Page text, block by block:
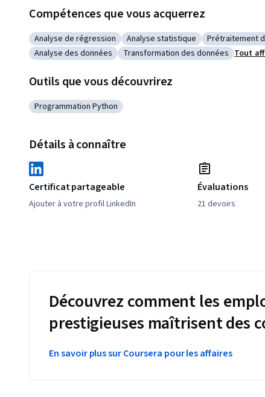
Compétences que vous acquerrez
Catégorie : Analyse de régression
Analyse de régression Catégorie : Analyse statistique
Analyse statistique Catégorie :
Prétraitement
Catégorie : Analyse des données
Analyse des données Catégorie : Transformation des
Transformation des données Tout
Outils que vous découvrirez
Catégorie : Programmation Python
Programmation Python
Détails à connaître
Certificat partageable
Ajouter à votre profil LinkedIn
Évaluations
21 devoirs
Découvrez comment les
prestigieuses maîtrisent des
En savoir plus sur Coursera pour les affaires